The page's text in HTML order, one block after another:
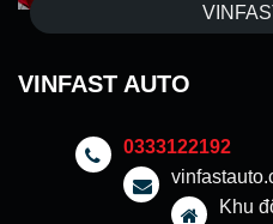
VINFAST AUTO
0333122192
Khu